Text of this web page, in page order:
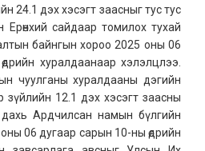
24.1 дэх хэсэгт заасныг тус тус
сайдаар томилох тухай
байнгын хороо 2025 оны 06
хуралдаанаар хэлэлцлээ.
чуулганы хуралдааны дэгийн
зүйлийн 12.1 дэх хэсэгт заасны
Ардчилсан намын бүлгийн
06 дугаар сарын 10-ны өдрийн